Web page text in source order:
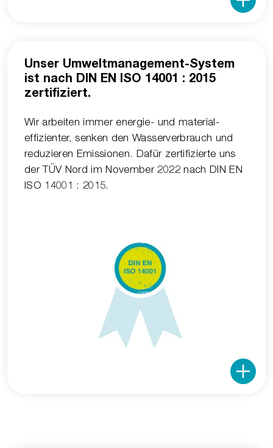
Unser Umweltmanagement-System
ist nach DIN EN ISO 14001 : 2015
zertifiziert.
Wir arbeiten immer energie- und material­
effizienter, senken den Wasser­verbrauch und
reduzieren Emissionen. Dafür zertifizierte uns
der TÜV Nord im November 2022 nach DIN EN
ISO 14001 : 2015.